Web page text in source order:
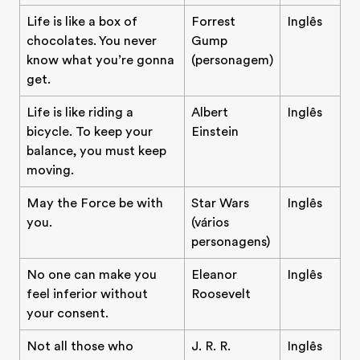
Life is like a box of
chocolates. You never
know what you’re gonna
get.
Forrest
Gump
(personagem)
Inglês
Life is like riding a
bicycle. To keep your
balance, you must keep
moving.
Albert
Einstein
Inglês
May the Force be with
you.
Star Wars
(vários
personagens)
Inglês
No one can make you
feel inferior without
your consent.
Eleanor
Roosevelt
Inglês
Not all those who
J. R. R.
Inglês